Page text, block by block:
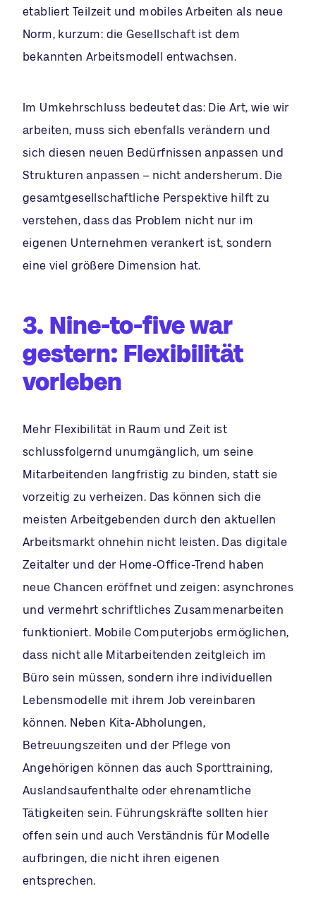
etabliert Teilzeit und mobiles Arbeiten als neue
Norm, kurzum: die Gesellschaft ist dem
bekannten Arbeitsmodell entwachsen.
Im Umkehrschluss bedeutet das: Die Art, wie wir
arbeiten, muss sich ebenfalls verändern und
sich diesen neuen Bedürfnissen anpassen und
Strukturen anpassen – nicht andersherum. Die
gesamtgesellschaftliche Perspektive hilft zu
verstehen, dass das Problem nicht nur im
eigenen Unternehmen verankert ist, sondern
eine viel größere Dimension hat.
3. Nine-to-five war
gestern: Flexibilität
vorleben
Mehr Flexibilität in Raum und Zeit ist
schlussfolgernd unumgänglich, um seine
Mitarbeitenden langfristig zu binden, statt sie
vorzeitig zu verheizen. Das können sich die
meisten Arbeitgebenden durch den aktuellen
Arbeitsmarkt ohnehin nicht leisten. Das digitale
Zeitalter und der Home-Office-Trend haben
neue Chancen eröffnet und zeigen: asynchrones
und vermehrt schriftliches Zusammenarbeiten
funktioniert. Mobile Computerjobs ermöglichen,
dass nicht alle Mitarbeitenden zeitgleich im
Büro sein müssen, sondern ihre individuellen
Lebensmodelle mit ihrem Job vereinbaren
können. Neben Kita-Abholungen,
Betreuungszeiten und der Pflege von
Angehörigen können das auch Sporttraining,
Auslandsaufenthalte oder ehrenamtliche
Tätigkeiten sein. Führungskräfte sollten hier
offen sein und auch Verständnis für Modelle
aufbringen, die nicht ihren eigenen
entsprechen.